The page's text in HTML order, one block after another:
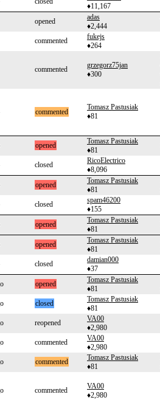
♦11,167
opened
adas
♦2,444
commented
fukejs
♦264
commented
grzegorz75jan
♦300
commented
Tomasz Pastusiak
♦81
opened
Tomasz Pastusiak
♦81
closed
RicoElectrico
♦8,096
opened
Tomasz Pastusiak
♦81
closed
spam46200
♦155
opened
Tomasz Pastusiak
♦81
opened
Tomasz Pastusiak
♦81
closed
damian000
♦37
opened
Tomasz Pastusiak
♦81
closed
Tomasz Pastusiak
♦81
reopened
VA00
♦2,980
commented
VA00
♦2,980
commented
Tomasz Pastusiak
♦81
commented
VA00
♦2,980